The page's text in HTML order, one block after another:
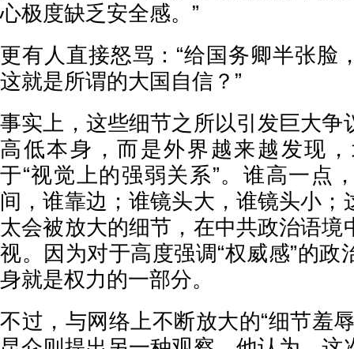
心极度缺乏安全感。”
更有人直接怒骂：“给国务卿半张脸
这就是所谓的大国自信？”
事实上，这些细节之所以引发巨大争
高低本身，而是外界越来越发现
于“视觉上的强弱关系”。谁高一点
间，谁靠边；谁镜头大，谁镜头小；
太会被放大的细节，在中共政治语境
视。因为对于高度强调“权威感”的政
身就是权力的一部分。
不过，与网络上不断放大的“细节羞